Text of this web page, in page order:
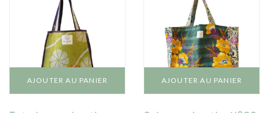
être
choisies
sur
la
page
produit
55,00€
AJOUTER AU PANIER AJOUTER AU PANIER